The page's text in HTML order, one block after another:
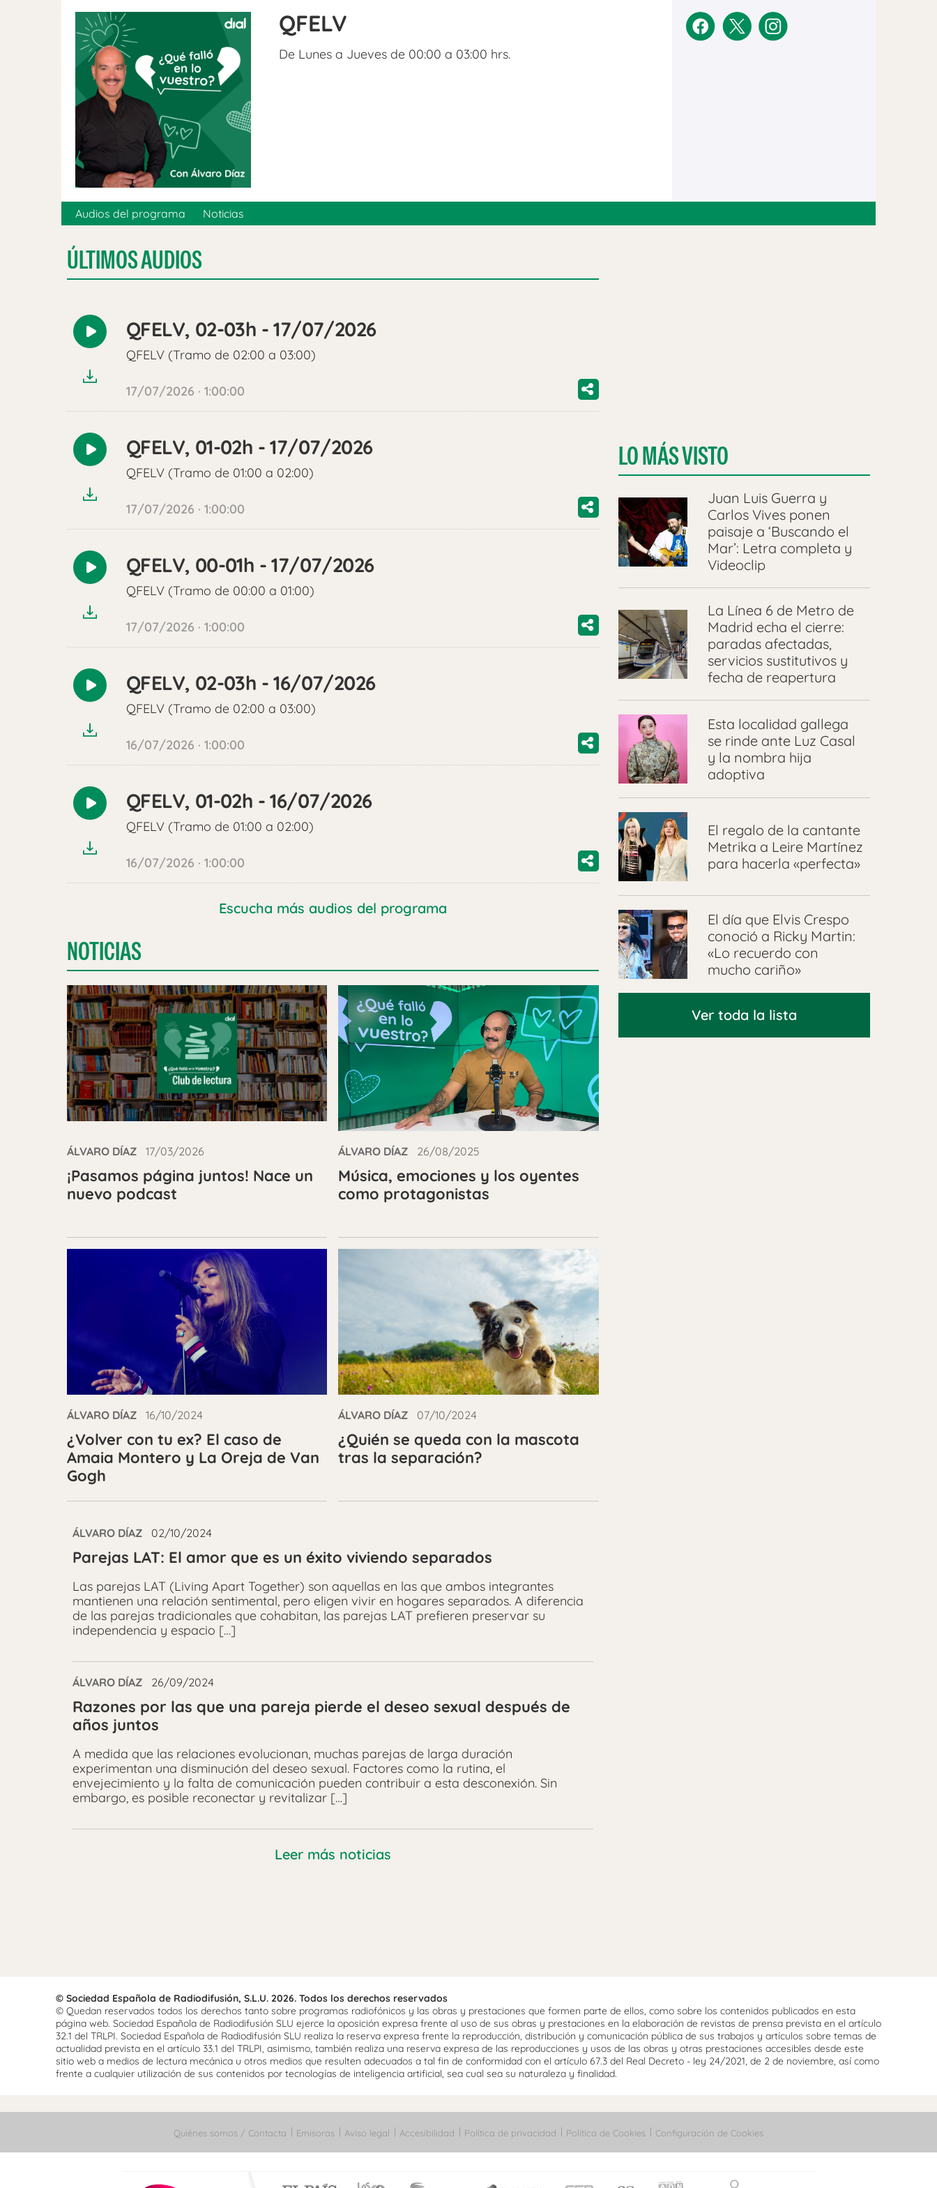
QFELV
De Lunes a Jueves de 00:00 a 03:00 hrs.
Audios del programa Noticias
ÚLTIMOS AUDIOS
ReproducirQFELV, 02-03h - 17/07/2026
QFELV (Tramo de 02:00 a 03:00)
17/07/2026 · 1:00:00
ReproducirQFELV, 01-02h - 17/07/2026
QFELV (Tramo de 01:00 a 02:00)
17/07/2026 · 1:00:00
ReproducirQFELV, 00-01h - 17/07/2026
QFELV (Tramo de 00:00 a 01:00)
17/07/2026 · 1:00:00
ReproducirQFELV, 02-03h - 16/07/2026
QFELV (Tramo de 02:00 a 03:00)
16/07/2026 · 1:00:00
ReproducirQFELV, 01-02h - 16/07/2026
QFELV (Tramo de 01:00 a 02:00)
16/07/2026 · 1:00:00
Escucha más audios del programa
NOTICIAS
ÁLVARO DÍAZ 17/03/2026
¡Pasamos página juntos! Nace un
nuevo podcast
ÁLVARO DÍAZ 26/08/2025
Música, emociones y los oyentes
como protagonistas
ÁLVARO DÍAZ 16/10/2024
¿Volver con tu ex? El caso de
Amaia Montero y La Oreja de Van
Gogh
ÁLVARO DÍAZ 07/10/2024
¿Quién se queda con la mascota
tras la separación?
ÁLVARO DÍAZ 02/10/2024
Parejas LAT: El amor que es un éxito viviendo separados
Las parejas LAT (Living Apart Together) son aquellas en las que ambos integrantes
mantienen una relación sentimental, pero eligen vivir en hogares separados. A diferencia
de las parejas tradicionales que cohabitan, las parejas LAT prefieren preservar su
independencia y espacio […]
ÁLVARO DÍAZ 26/09/2024
Razones por las que una pareja pierde el deseo sexual después de
años juntos
A medida que las relaciones evolucionan, muchas parejas de larga duración
experimentan una disminución del deseo sexual. Factores como la rutina, el
envejecimiento y la falta de comunicación pueden contribuir a esta desconexión. Sin
embargo, es posible reconectar y revitalizar […]
Leer más noticias
LO MÁS VISTO
Juan Luis Guerra y
Carlos Vives ponen
paisaje a ‘Buscando el
Mar’: Letra completa y
Videoclip
La Línea 6 de Metro de
Madrid echa el cierre:
paradas afectadas,
servicios sustitutivos y
fecha de reapertura
Esta localidad gallega
se rinde ante Luz Casal
y la nombra hija
adoptiva
El regalo de la cantante
Metrika a Leire Martínez
para hacerla «perfecta»
El día que Elvis Crespo
conoció a Ricky Martin:
«Lo recuerdo con
mucho cariño»
Ver toda la lista
© Sociedad Española de Radiodifusión, S.L.U. 2026. Todos los derechos reservados
© Quedan reservados todos los derechos tanto sobre programas radiofónicos y las obras y prestaciones que formen parte de ellos, como sobre los contenidos publicados en esta
página web. Sociedad Española de Radiodifusión SLU ejerce la oposición expresa frente al uso de sus obras y prestaciones en la elaboración de revistas de prensa prevista en el artículo
32.1 del TRLPI. Sociedad Española de Radiodifusión SLU realiza la reserva expresa frente la reproducción, distribución y comunicación pública de sus trabajos y artículos sobre temas de
actualidad prevista en el artículo 33.1 del TRLPI, asimismo, también realiza una reserva expresa de las reproducciones y usos de las obras y otras prestaciones accesibles desde este
sitio web a medios de lectura mecánica u otros medios que resulten adecuados a tal fin de conformidad con el artículo 67.3 del Real Decreto - ley 24/2021, de 2 de noviembre, así como
frente a cualquier utilización de sus contenidos por tecnologías de inteligencia artificial, sea cual sea su naturaleza y finalidad.
Quiénes somos / Contacta Emisoras Aviso legal Accesibilidad Política de privacidad Política de Cookies Configuración de Cookies